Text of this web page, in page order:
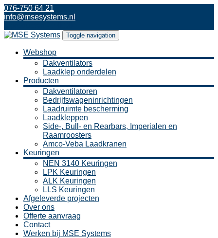
076-750 64 21
info@msesystems.nl
Toggle navigation
Webshop
Dakventilators
Laadklep onderdelen
Producten
Dakventilatoren
Bedrijfswageninrichtingen
Laadruimte bescherming
Laadkleppen
Side-, Bull- en Rearbars, Imperialen en
Raamroosters
Amco-Veba Laadkranen
Keuringen
NEN 3140 Keuringen
LPK Keuringen
ALK Keuringen
LLS Keuringen
Afgeleverde projecten
Over ons
Offerte aanvraag
Contact
Werken bij MSE Systems